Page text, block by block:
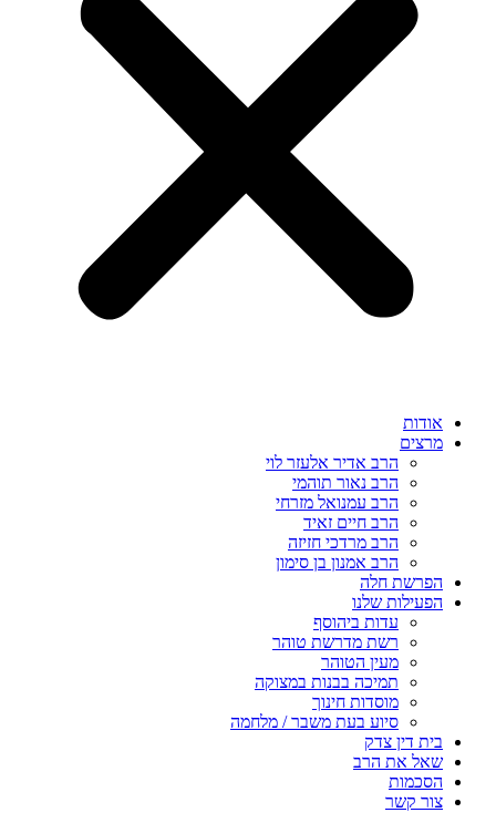
אודות
מרצים
הרב אדיר אלעזר לוי
הרב נאור תוהמי
הרב עמנואל מזרחי
הרב חיים זאיד
הרב מרדכי חזיזה
הרב אמנון בן סימון
הפרשת חלה
הפעילות שלנו
עדות ביהוסף
רשת מדרשת טוהר
מעין הטוהר
תמיכה בבנות במצוקה
מוסדות חינוך
סיוע בעת משבר / מלחמה
בית דין צדק
שאל את הרב
הסכמות
צור קשר